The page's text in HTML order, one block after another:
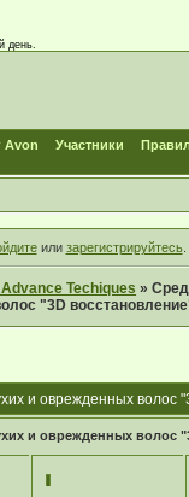
день.
Avon Участники
или зарегистрируйтесь.
Techiques »
"3D
и оврежденных волос
и оврежденных волос